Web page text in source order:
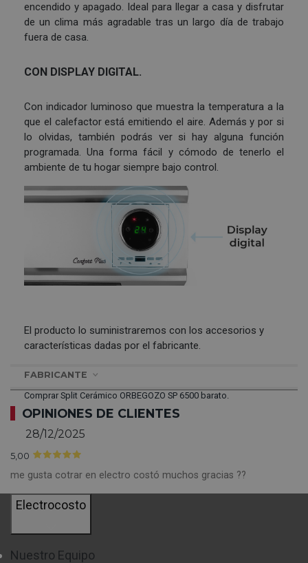
encendido y apagado. Ideal para llegar a casa y disfrutar
de un clima más agradable tras un largo día de trabajo
fuera de casa.
CON DISPLAY DIGITAL.
Con indicador luminoso que muestra la temperatura a la
que el calefactor está emitiendo el aire. Además y por si
lo olvidas, también podrás ver si hay alguna función
programada. Una forma fácil y cómodo de tenerlo el
ambiente de tu hogar siempre bajo control.
El producto lo suministraremos con los accesorios y
características dadas por el fabricante.
FABRICANTE
Comprar Split Cerámico ORBEGOZO SP 6500 barato.
OPINIONES DE CLIENTES
28/12/2025
5,00
me gusta cotrar en electro costó muchos gracias ??
Electrocosto
Nuestro Equipo